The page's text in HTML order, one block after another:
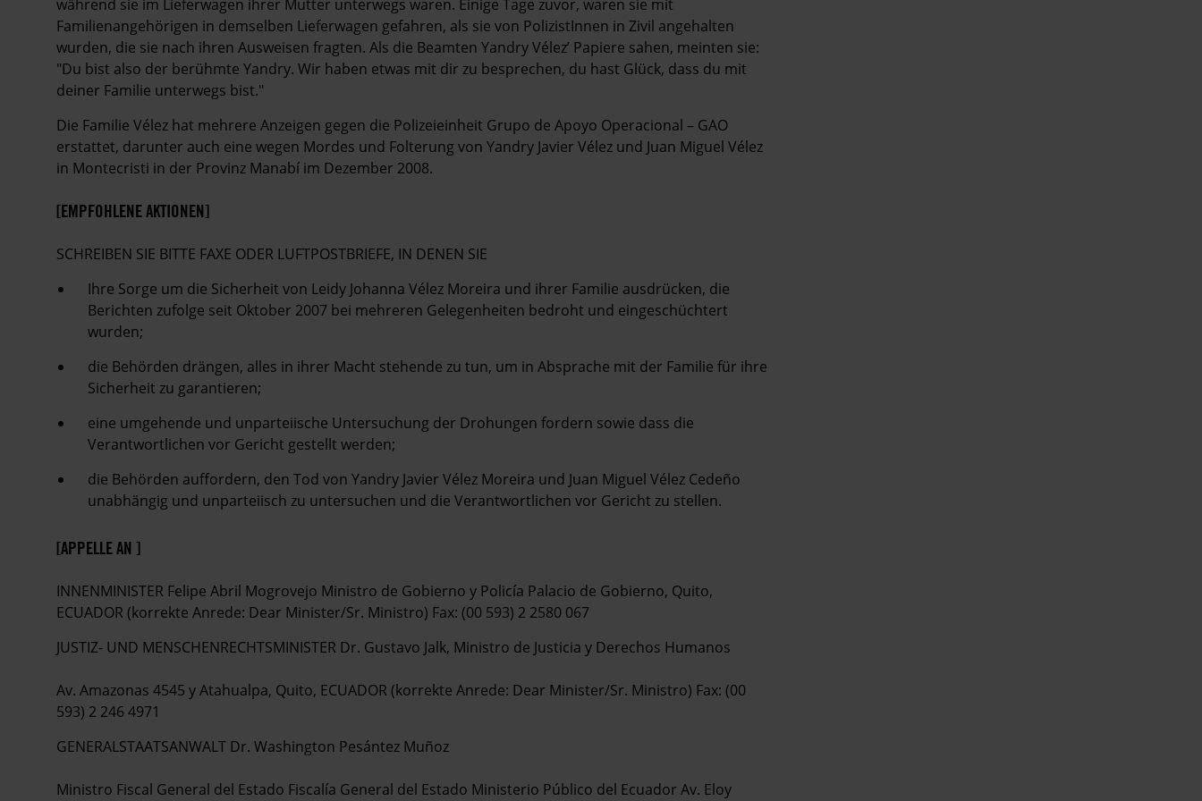
während sie im Lieferwagen ihrer Mutter unterwegs waren. Einige Tage zuvor, waren sie mit
Familienangehörigen in demselben Lieferwagen gefahren, als sie von PolizistInnen in Zivil angehalten
wurden, die sie nach ihren Ausweisen fragten. Als die Beamten Yandry Vélez’ Papiere sahen, meinten sie:
"Du bist also der berühmte Yandry. Wir haben etwas mit dir zu besprechen, du hast Glück, dass du mit
deiner Familie unterwegs bist."
Die Familie Vélez hat mehrere Anzeigen gegen die Polizeieinheit Grupo de Apoyo Operacional – GAO
erstattet, darunter auch eine wegen Mordes und Folterung von Yandry Javier Vélez und Juan Miguel Vélez
in Montecristi in der Provinz Manabí im Dezember 2008.
[EMPFOHLENE AKTIONEN]
SCHREIBEN SIE BITTE FAXE ODER LUFTPOSTBRIEFE, IN DENEN SIE
Ihre Sorge um die Sicherheit von Leidy Johanna Vélez Moreira und ihrer Familie ausdrücken, die
Berichten zufolge seit Oktober 2007 bei mehreren Gelegenheiten bedroht und eingeschüchtert
wurden;
die Behörden drängen, alles in ihrer Macht stehende zu tun, um in Absprache mit der Familie für ihre
Sicherheit zu garantieren;
eine umgehende und unparteiische Untersuchung der Drohungen fordern sowie dass die
Verantwortlichen vor Gericht gestellt werden;
die Behörden auffordern, den Tod von Yandry Javier Vélez Moreira und Juan Miguel Vélez Cedeño
unabhängig und unparteiisch zu untersuchen und die Verantwortlichen vor Gericht zu stellen.
[APPELLE AN ]
INNENMINISTER Felipe Abril Mogrovejo Ministro de Gobierno y Policía Palacio de Gobierno, Quito,
ECUADOR (korrekte Anrede: Dear Minister/Sr. Ministro) Fax: (00 593) 2 2580 067
JUSTIZ- UND MENSCHENRECHTSMINISTER Dr. Gustavo Jalk, Ministro de Justicia y Derechos Humanos
Av. Amazonas 4545 y Atahualpa, Quito, ECUADOR (korrekte Anrede: Dear Minister/Sr. Ministro) Fax: (00
593) 2 246 4971
GENERALSTAATSANWALT Dr. Washington Pesántez Muñoz
Ministro Fiscal General del Estado Fiscalía General del Estado Ministerio Público del Ecuador Av. Eloy